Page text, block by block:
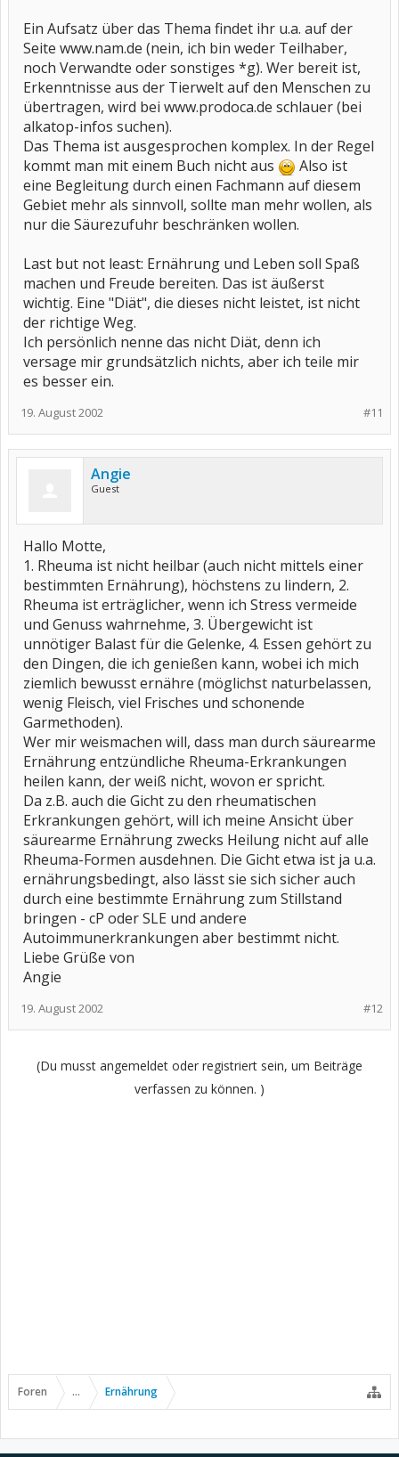
Ein Aufsatz über das Thema findet ihr u.a. auf der
Seite www.nam.de (nein, ich bin weder Teilhaber,
noch Verwandte oder sonstiges *g). Wer bereit ist,
Erkenntnisse aus der Tierwelt auf den Menschen zu
übertragen, wird bei www.prodoca.de schlauer (bei
alkatop-infos suchen).
Das Thema ist ausgesprochen komplex. In der Regel
kommt man mit einem Buch nicht aus
Also ist
eine Begleitung durch einen Fachmann auf diesem
Gebiet mehr als sinnvoll, sollte man mehr wollen, als
nur die Säurezufuhr beschränken wollen.
Last but not least: Ernährung und Leben soll Spaß
machen und Freude bereiten. Das ist äußerst
wichtig. Eine "Diät", die dieses nicht leistet, ist nicht
der richtige Weg.
Ich persönlich nenne das nicht Diät, denn ich
versage mir grundsätzlich nichts, aber ich teile mir
es besser ein.
#11
19. August 2002
Angie
Guest
Hallo Motte,
1. Rheuma ist nicht heilbar (auch nicht mittels einer
bestimmten Ernährung), höchstens zu lindern, 2.
Rheuma ist erträglicher, wenn ich Stress vermeide
und Genuss wahrnehme, 3. Übergewicht ist
unnötiger Balast für die Gelenke, 4. Essen gehört zu
den Dingen, die ich genießen kann, wobei ich mich
ziemlich bewusst ernähre (möglichst naturbelassen,
wenig Fleisch, viel Frisches und schonende
Garmethoden).
Wer mir weismachen will, dass man durch säurearme
Ernährung entzündliche Rheuma-Erkrankungen
heilen kann, der weiß nicht, wovon er spricht.
Da z.B. auch die Gicht zu den rheumatischen
Erkrankungen gehört, will ich meine Ansicht über
säurearme Ernährung zwecks Heilung nicht auf alle
Rheuma-Formen ausdehnen. Die Gicht etwa ist ja u.a.
ernährungsbedingt, also lässt sie sich sicher auch
durch eine bestimmte Ernährung zum Stillstand
bringen - cP oder SLE und andere
Autoimmunerkrankungen aber bestimmt nicht.
Liebe Grüße von
Angie
#12
19. August 2002
(Du musst angemeldet oder registriert sein, um Beiträge
verfassen zu können. )
Foren ... Ernährung